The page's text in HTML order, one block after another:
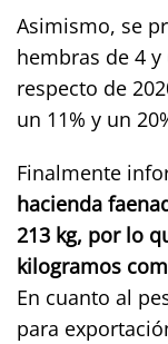
Asimismo, se
hembras de 4
respecto de
un 11% y un
Finalmente
hacienda
213 kg, por lo
kilogramos
En cuanto al
para